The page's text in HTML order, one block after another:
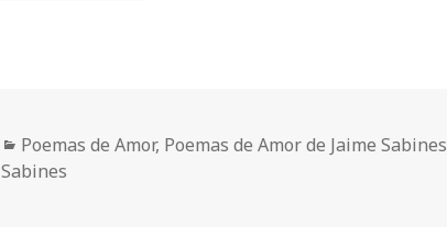
Categorías
Poemas de Amor, Poemas de Amor de Jaime Sabines
Sabines